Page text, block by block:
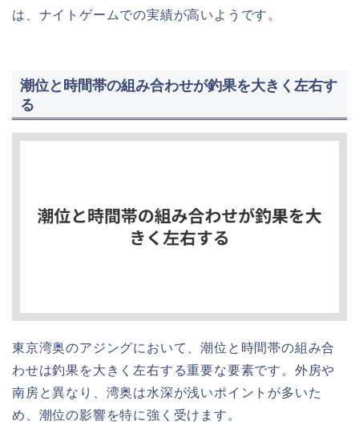
は、ナイトゲームでの実績が高いようです。
潮位と時間帯の組み合わせが釣果を大きく左右す
る
東京湾奥のアジングにおいて、潮位と時間帯の組み合
わせは釣果を大きく左右する重要な要素です。外房や
南房と異なり、湾奥は水深が浅いポイントが多いた
め、潮位の影響を特に強く受けます。